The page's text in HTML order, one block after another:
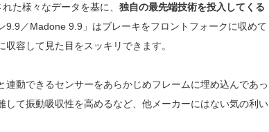
た様々なデータを基に、 独自の最先端技術を投入してくる
9.9／Madone 9.9」はブレーキをフロントフォークに収めて
容して見た目をスッキリできます。
動できるセンサーをあらかじめフレームに埋め込んであっ
て振動吸収性を高めるなど、他メーカーにはない気の利い